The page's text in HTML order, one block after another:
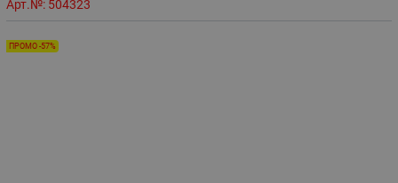
Арт.№: 504323
ПРОМО -57%